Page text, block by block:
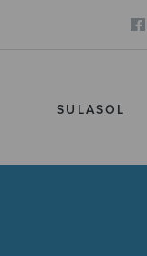
SULASOL